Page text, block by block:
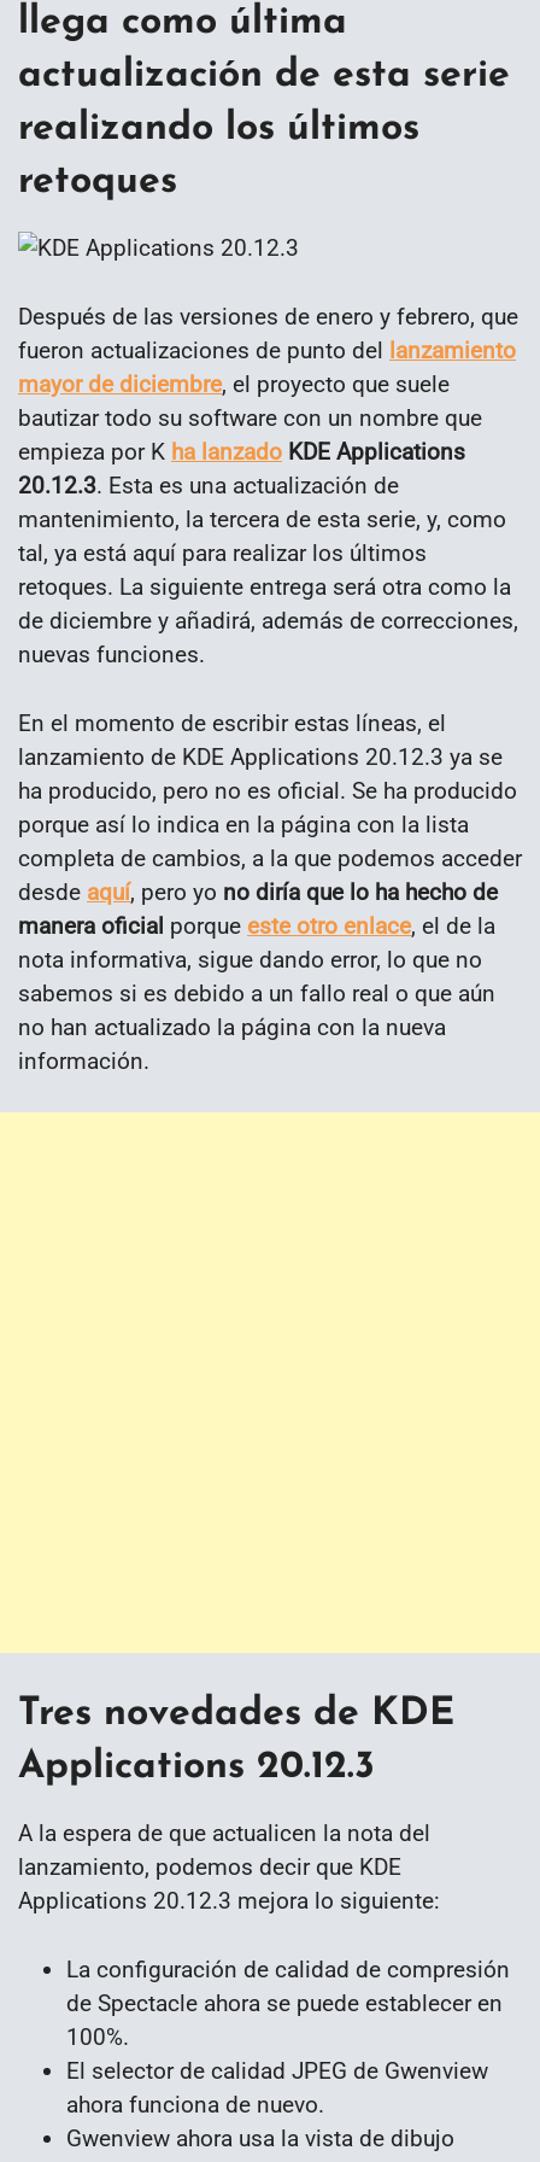
llega como última
actualización de esta serie
realizando los últimos
retoques
Después de las versiones de enero y febrero, que
fueron actualizaciones de punto del lanzamiento
mayor de diciembre, el proyecto que suele
bautizar todo su software con un nombre que
empieza por K ha lanzado KDE Applications
20.12.3. Esta es una actualización de
mantenimiento, la tercera de esta serie, y, como
tal, ya está aquí para realizar los últimos
retoques. La siguiente entrega será otra como la
de diciembre y añadirá, además de correcciones,
nuevas funciones.
En el momento de escribir estas líneas, el
lanzamiento de KDE Applications 20.12.3 ya se
ha producido, pero no es oficial. Se ha producido
porque así lo indica en la página con la lista
completa de cambios, a la que podemos acceder
desde aquí, pero yo no diría que lo ha hecho de
manera oficial porque este otro enlace, el de la
nota informativa, sigue dando error, lo que no
sabemos si es debido a un fallo real o que aún
no han actualizado la página con la nueva
información.
Tres novedades de KDE
Applications 20.12.3
A la espera de que actualicen la nota del
lanzamiento, podemos decir que KDE
Applications 20.12.3 mejora lo siguiente:
La configuración de calidad de compresión
de Spectacle ahora se puede establecer en
100%.
El selector de calidad JPEG de Gwenview
ahora funciona de nuevo.
Gwenview ahora usa la vista de dibujo